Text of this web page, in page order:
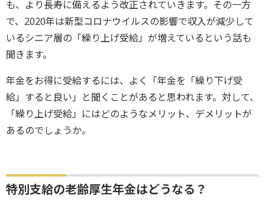
も、より長寿に備えるよう改正されていきます。その一方
で、2020年は新型コロナウイルスの影響で収入が減少して
いるシニア層の「繰り上げ受給」が増えているという話も
聞きます。
年金をお得に受給するには、よく「年金を「繰り下げ受
給」すると良い」と聞くことがあると思われます。対して、
「繰り上げ受給」にはどのようなメリット、デメリットが
あるのでしょうか。
特別支給の老齢厚生年金はどうなる？